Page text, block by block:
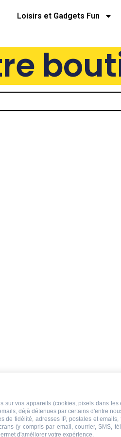
Loisirs et Gadgets Fun
sur vos appareils (cookies, pixels dans
déjà détenues par certains d'entre
de fidélité, adresses IP, postales et
(y compris par email, courrier, SMS,
d'améliorer votre expérience.